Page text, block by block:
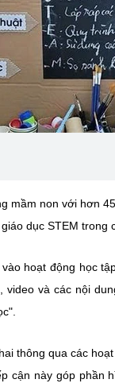
mầm non với hơn
dục STEM trong
hoạt động học
và các nội
thông qua các
cận này góp